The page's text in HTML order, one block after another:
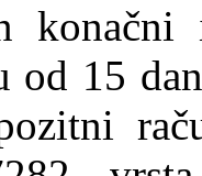
od 15